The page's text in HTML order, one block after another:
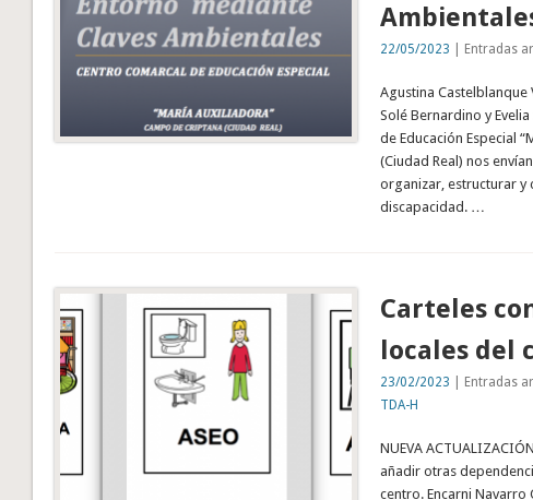
22/05/2023 | Entradas
Agustina Castelblanque
Solé Bernardino y
de Educación Especial
(Ciudad Real) nos
organizar, estructurar y
discapacidad. …
Carteles
locales del
23/02/2023 | Entradas
TDA-H
NUEVA
añadir otras
centro. Encarni Navarro